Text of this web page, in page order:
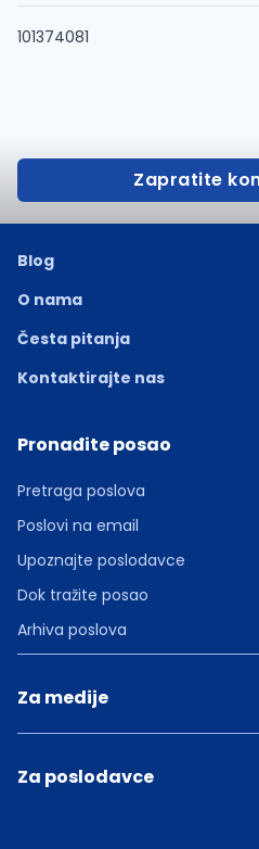
101374081
Zapratite
Blog
O nama
Česta pitanja
Kontaktirajte nas
Pronađite posao
Pretraga poslova
Poslovi na email
Upoznajte poslodavce
Dok tražite posao
Arhiva poslova
Za medije
Za poslodavce